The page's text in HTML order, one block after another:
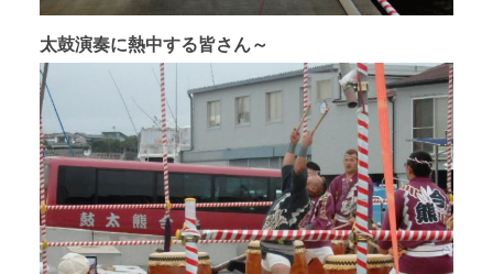
太鼓演奏に熱中する皆さん～